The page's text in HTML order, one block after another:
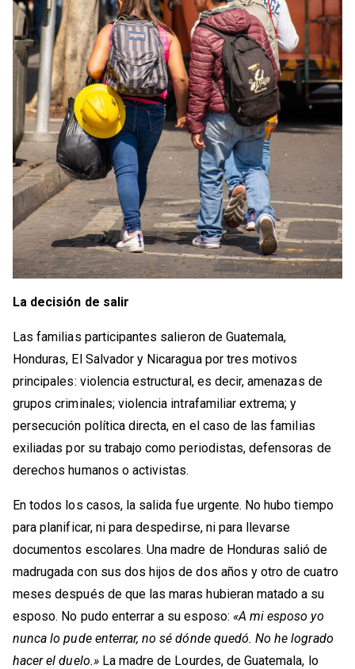
La decisión de salir
Las familias participantes salieron de Guatemala,
Honduras, El Salvador y Nicaragua por tres motivos
principales: violencia estructural, es decir, amenazas de
grupos criminales; violencia intrafamiliar extrema; y
persecución política directa, en el caso de las familias
exiliadas por su trabajo como periodistas, defensoras de
derechos humanos o activistas.
En todos los casos, la salida fue urgente. No hubo tiempo
para planificar, ni para despedirse, ni para llevarse
documentos escolares. Una madre de Honduras salió de
madrugada con sus dos hijos de dos años y otro de cuatro
meses después de que las maras hubieran matado a su
esposo. No pudo enterrar a su esposo: «A mi esposo yo
nunca lo pude enterrar, no sé dónde quedó. No he logrado
hacer el duelo.»La madre de Lourdes, de Guatemala, lo